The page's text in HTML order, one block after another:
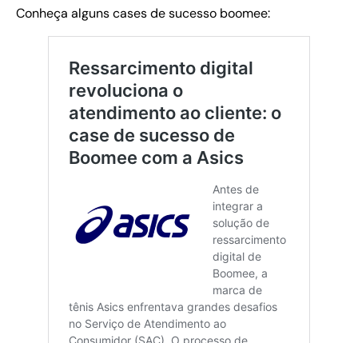
Conheça alguns cases de sucesso boomee: